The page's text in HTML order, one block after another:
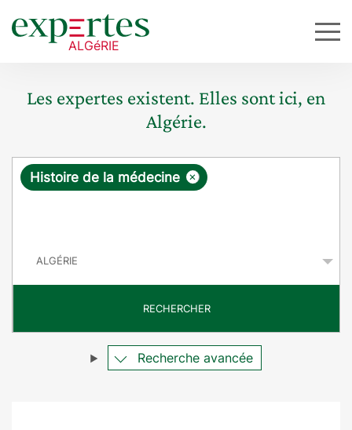
Les expertes existent. Elles sont ici, en
Algérie.
R
ê
e
×
Histoire de la médecine
RECHERCHER
Recherche avancée